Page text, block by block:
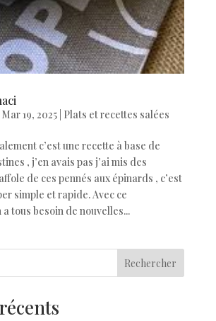
Mar 19, 2025| Plats et recettes salées
c’est une recette à base de
, j’en avais pas j’ai mis des
de ces pennés aux épinards , c’est
simple et rapide. Avec ce
tous besoin de nouvelles...
Rechercher